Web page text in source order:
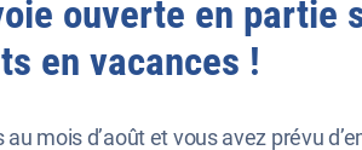
ouverte en partie
en vacances !
mois d’août et vous avez prévu